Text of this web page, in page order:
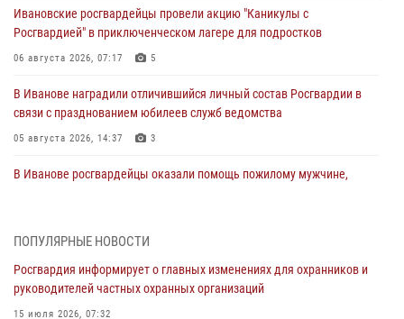
Ивановские росгвардейцы провели акцию "Каникулы с
Росгвардией" в приключенческом лагере для подростков
06 августа 2026, 07:17 5
В Иванове наградили отличившийся личный состав Росгвардии в
связи с празднованием юбилеев служб ведомства
05 августа 2026, 14:37 3
В Иванове росгвардейцы оказали помощь пожилому мужчине,
торжественных мероприятиях, посвященных празднованию Дня
Воздушно-десантных войск
ПОПУЛЯРНЫЕ НОВОСТИ
Росгвардия информирует о главных изменениях для охранников и
руководителей частных охранных организаций
15 июля 2026, 07:32